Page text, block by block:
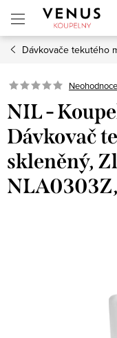
obsah
Dávkovače tekutého
NIL -
Dávkovač
skleněný,